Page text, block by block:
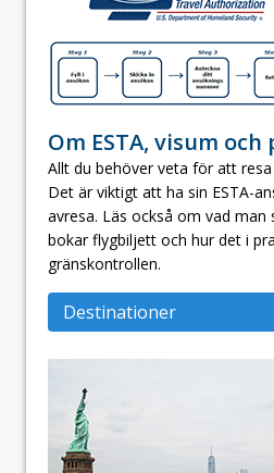
Om ESTA, visum och
Allt du behöver veta för att
Det är viktigt att ha sin ESTA-
avresa. Läs också om vad man
bokar flygbiljett och hur det i
gränskontrollen.
Destinationer